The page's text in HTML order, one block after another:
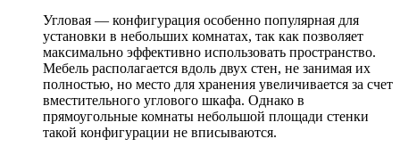
Угловая — конфигурация особенно популярная для
установки в небольших комнатах, так как позволяет
максимально эффективно использовать пространство.
Мебель располагается вдоль двух стен, не занимая их
полностью, но место для хранения увеличивается за счет
вместительного углового шкафа. Однако в
прямоугольные комнаты небольшой площади стенки
такой конфигурации не вписываются.